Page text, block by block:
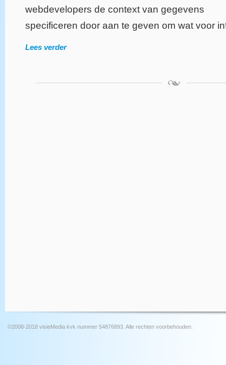
webdevelopers de context van gegevens
specificeren door aan te geven om wat voor
Lees verder
©2008-2018 visieMedia kvk nummer 54876893. Alle rechten voorbehouden.